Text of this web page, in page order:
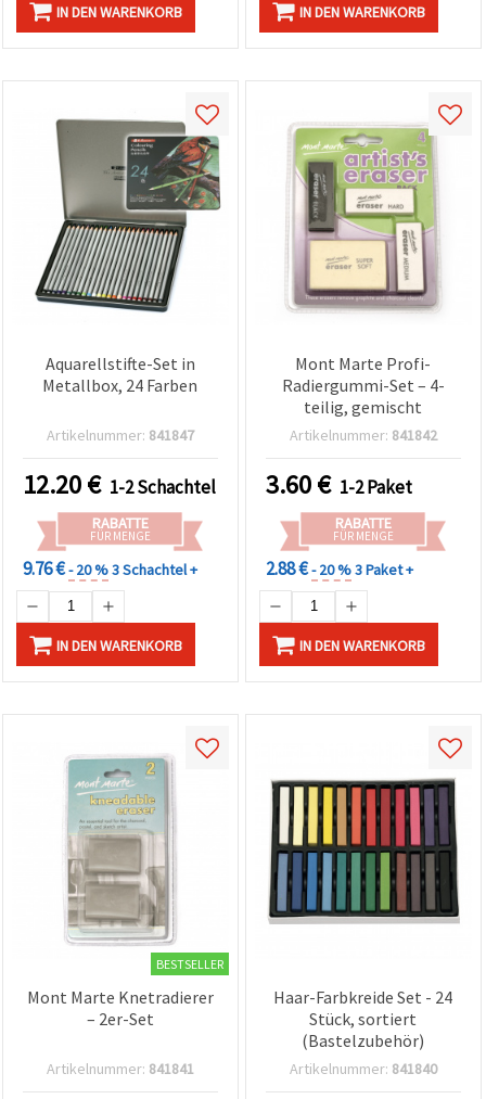
IN DEN WARENKORB IN DEN WARENKORB
Aquarellstifte-Set in
Metallbox, 24 Farben
Artikelnummer: 841847
12.20€ 1-2 Schachtel
RABATTE
FÜR MENGE
9.76 €- 20 %3 Schachtel +
IN DEN WARENKORB
Mont Marte Profi-
Radiergummi-Set – 4-
teilig, gemischt
Artikelnummer: 841842
3.60€ 1-2 Paket
RABATTE
FÜR MENGE
2.88 €- 20 %3 Paket +
IN DEN WARENKORB
BESTSELLER
Mont Marte Knetradierer
– 2er-Set
Artikelnummer: 841841
Haar-Farbkreide Set - 24
Stück, sortiert
(Bastelzubehör)
Artikelnummer: 841840